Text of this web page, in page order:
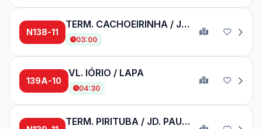
N138-11
TERM. CACHOEIRINHA / JD. PRINCESA
03:00
139A-10
VL. IÓRIO / LAPA
04:30
TERM. PIRITUBA / JD. PAULISTANO